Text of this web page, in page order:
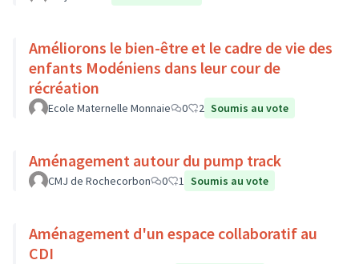
Améliorons le bien-être et le cadre de vie des
enfants Modéniens dans leur cour de
récréation
Ecole Maternelle Monnaie 0 2 Soumis au vote
Aménagement autour du pump track
CMJ de Rochecorbon 0 1 Soumis au vote
Aménagement d'un espace collaboratif au
CDI